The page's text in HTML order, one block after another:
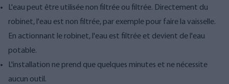
L'eau peut être utilisée non filtrée ou filtrée. Directement du
robinet, l'eau est non filtrée, par exemple pour faire la vaisselle.
En actionnant le robinet, l'eau est filtrée et devient de l'eau
potable.
L'installation ne prend que quelques minutes et ne nécessite
aucun outil.